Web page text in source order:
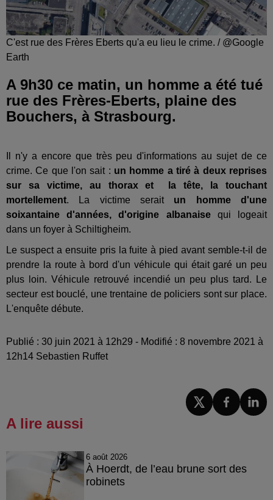
C'est rue des Frères Eberts qu'a eu lieu le crime. / @Google
Earth
A 9h30 ce matin, un homme a été tué
rue des Frères-Eberts, plaine des
Bouchers, à Strasbourg.
Il n'y a encore que très peu d'informations au sujet de ce
crime. Ce que l'on sait : un homme a tiré à deux reprises
sur sa victime, au thorax et la tête, la touchant
mortellement. La victime serait un homme d'une
soixantaine d'années, d'origine albanaisequi logeait
dans un foyer à Schiltigheim.
Le suspect a ensuite pris la fuite à pied avant semble-t-il de
prendre la route à bord d'un véhicule qui était garé un peu
plus loin. Véhicule retrouvé incendié un peu plus tard. Le
secteur est bouclé, une trentaine de policiers sont sur place.
L'enquête débute.
Publié : 30 juin 2021 à 12h29 - Modifié : 8 novembre 2021 à
12h14 Sebastien Ruffet
A lire aussi
6 août 2026
À Hoerdt, de l’eau brune sort des
robinets